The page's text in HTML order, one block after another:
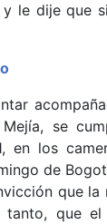
y le dije que
Mejía, se
en los
de
que la
tanto, que el